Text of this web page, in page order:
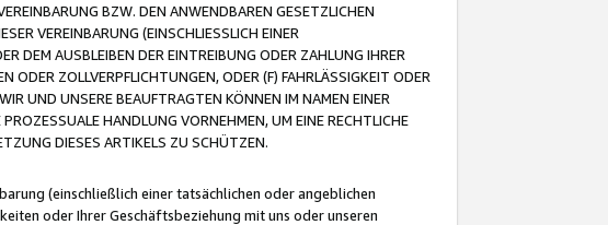
BZW. DEN ANWENDBAREN GESETZLICHEN
VEREINBARUNG (EINSCHLIESSLICH EINER
DEM AUSBLEIBEN DER EINTREIBUNG ODER ZAHLUNG IHRER
ODER ZOLLVERPFLICHTUNGEN, ODER (F) FAHRLÄSSIGKEIT ODER
UND UNSERE BEAUFTRAGTEN KÖNNEN IM NAMEN EINER
HANDLUNG VORNEHMEN, UM EINE RECHTLICHE
DIESES ARTIKELS ZU SCHÜTZEN.
(einschließlich einer tatsächlichen oder angeblichen
oder Ihrer Geschäftsbeziehung mit uns oder unseren